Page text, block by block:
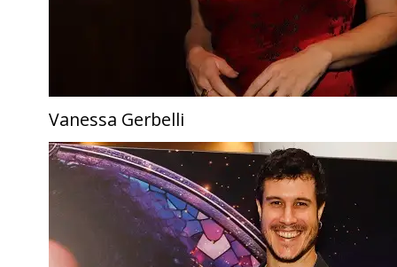
Vanessa Gerbelli